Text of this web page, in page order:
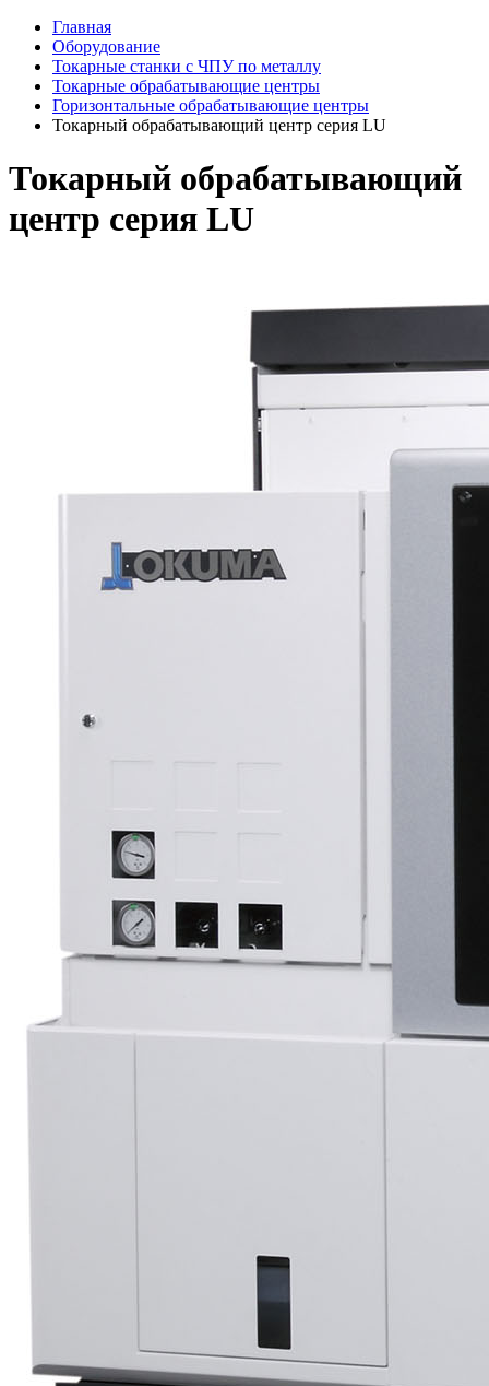
Главная
Оборудование
Токарные станки с ЧПУ по металлу
Токарные обрабатывающие центры
Горизонтальные обрабатывающие центры
Токарный обрабатывающий центр серия LU
Токарный обрабатывающий
центр серия LU